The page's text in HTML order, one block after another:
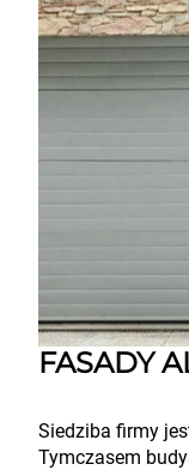
FASADY
Siedziba firmy
Tymczasem